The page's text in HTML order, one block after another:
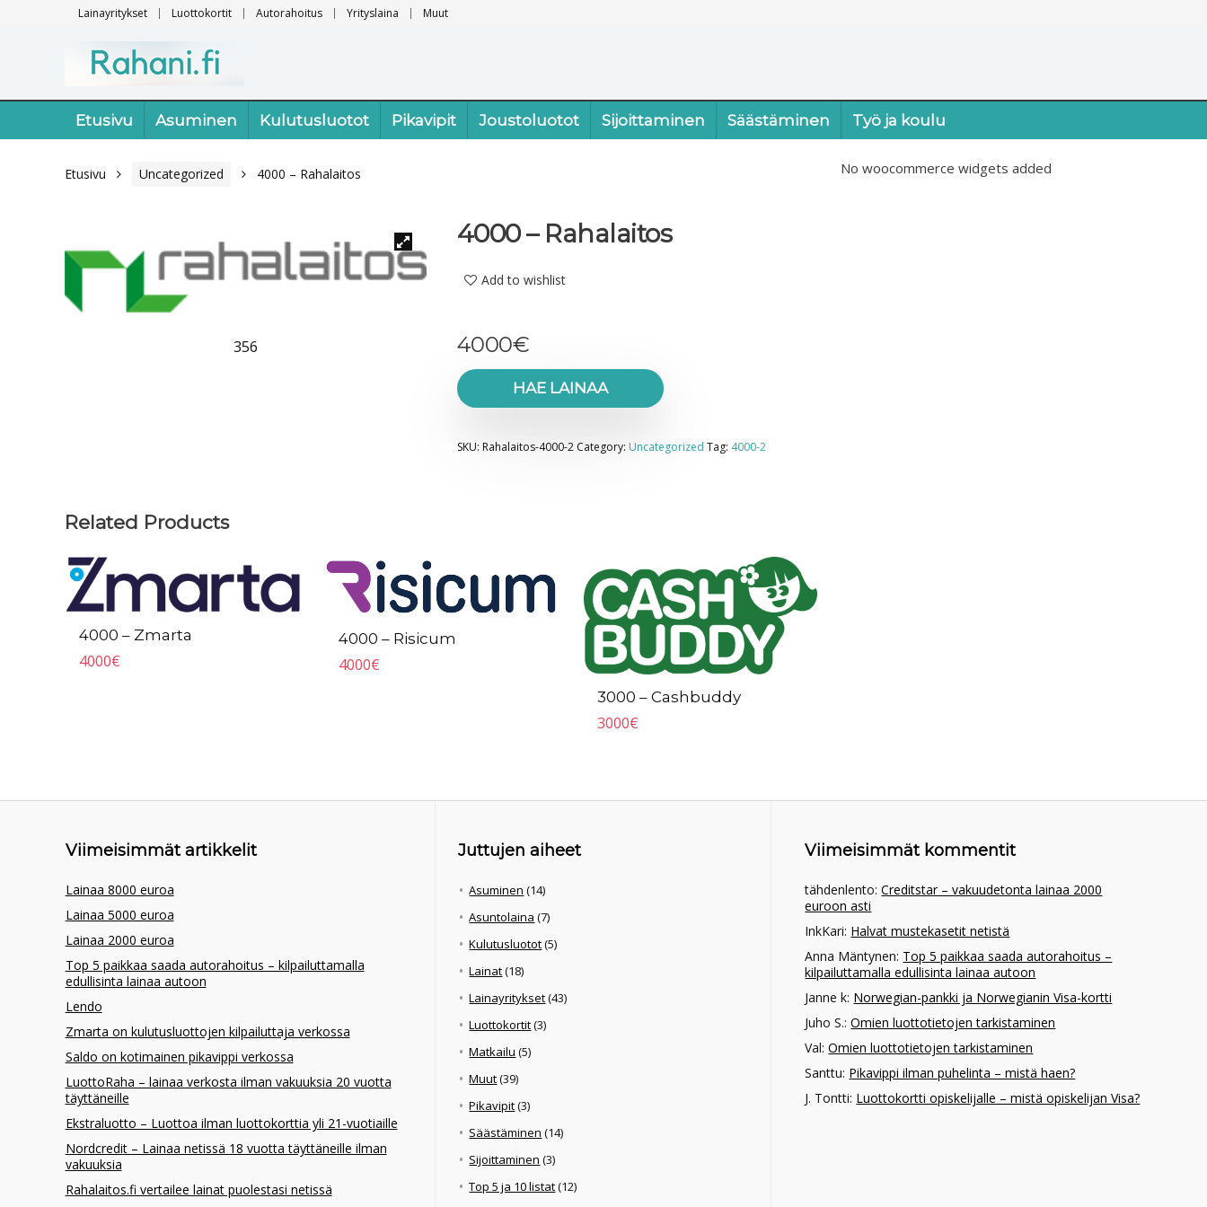
Lainayritykset Luottokortit Autorahoitus Yrityslaina Muut
Etusivu Asuminen Kulutusluotot Pikavipit Joustoluotot Sijoittaminen Säästäminen Työ ja koulu
Etusivu Uncategorized 4000 – Rahalaitos
356
4000 – Rahalaitos
Add to wishlist
4000€
HAE LAINAA
SKU: Rahalaitos-4000-2 Category: Uncategorized Tag: 4000-2
Related Products
4000 – Zmarta
4000€
4000 – Risicum
4000€
3000 – Cashbuddy
3000€
No woocommerce widgets added
Viimeisimmät artikkelit
Lainaa 8000 euroa
Lainaa 5000 euroa
Lainaa 2000 euroa
Top 5 paikkaa saada autorahoitus – kilpailuttamalla
edullisinta lainaa autoon
Lendo
Zmarta on kulutusluottojen kilpailuttaja verkossa
Saldo on kotimainen pikavippi verkossa
LuottoRaha – lainaa verkosta ilman vakuuksia 20 vuotta
täyttäneille
Ekstraluotto – Luottoa ilman luottokorttia yli 21-vuotiaille
Nordcredit – Lainaa netissä 18 vuotta täyttäneille ilman
vakuuksia
Rahalaitos.fi vertailee lainat puolestasi netissä
Juttujen aiheet
Asuminen (14)
Asuntolaina (7)
Kulutusluotot(5)
Lainat(18)
Lainayritykset(43)
Luottokortit(3)
Matkailu (5)
Muut(39)
Pikavipit(3)
Säästäminen (14)
Sijoittaminen (3)
Top 5 ja 10 listat(12)
Viimeisimmät kommentit
tähdenlento:Creditstar – vakuudetonta lainaa 2000
euroon asti
InkKari: Halvat mustekasetit netistä
Anna Mäntynen: Top 5 paikkaa saada autorahoitus –
kilpailuttamalla edullisinta lainaa autoon
Janne k: Norwegian-pankki ja Norwegianin Visa-kortti
Juho S.:Omien luottotietojen tarkistaminen
Val:Omien luottotietojen tarkistaminen
Santtu: Pikavippi ilman puhelinta – mistä haen?
J. Tontti: Luottokortti opiskelijalle – mistä opiskelijan Visa?